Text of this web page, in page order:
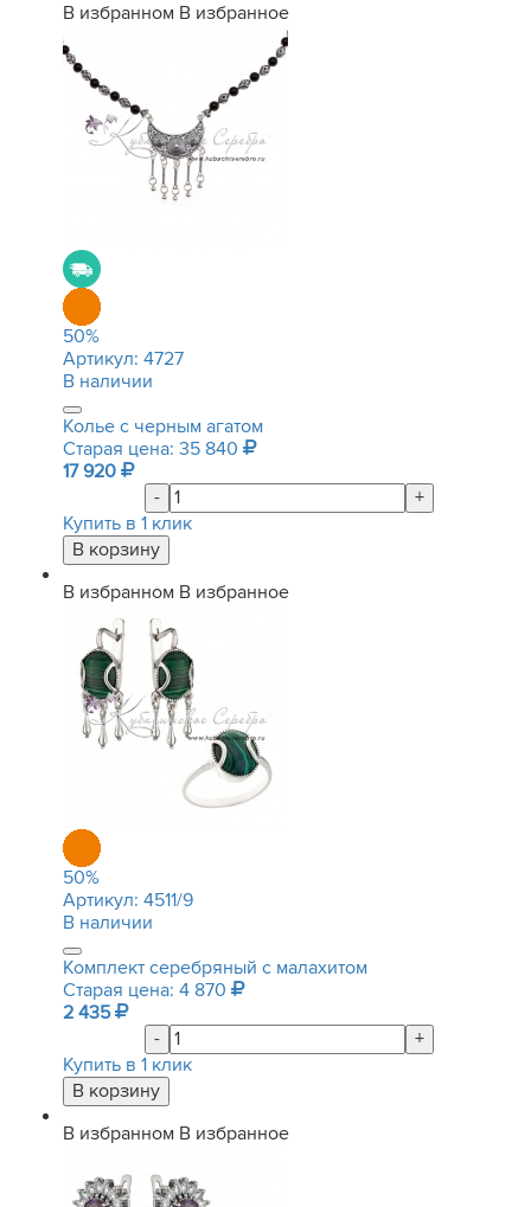
В избранном В избранное
50%
Артикул: 4727
В наличии
Колье с черным агатом
Старая цена: 35 840
17 920
-
+
Купить в 1 клик
В избранном В избранное
50%
Артикул: 4511/9
В наличии
Комплект серебряный с малахитом
Старая цена: 4 870
2 435
-
+
Купить в 1 клик
В избранном В избранное